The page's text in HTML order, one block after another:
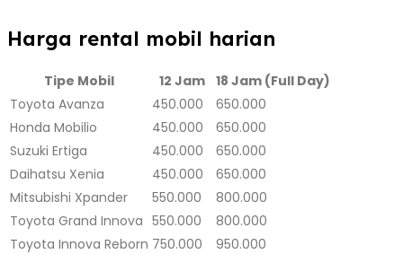
Harga rental mobil harian
Tipe Mobil 12 Jam 18 Jam (Full Day)
Toyota Avanza
450.000
650.000
Honda Mobilio
450.000
650.000
Suzuki Ertiga
450.000
650.000
Daihatsu Xenia
450.000
650.000
Mitsubishi Xpander
550.000
800.000
Toyota Grand Innova 550.000
800.000
Toyota Innova Reborn 750.000
950.000